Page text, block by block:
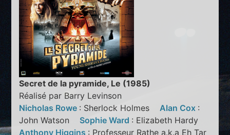
Secret de la pyramide, Le (1985)
Réalisé par Barry Levinson
Nicholas Rowe : Sherlock Holmes Alan Cox :
John Watson Sophie Ward : Elizabeth Hardy
Anthony Higgins : Professeur Rathe a.k.a Eh Tar